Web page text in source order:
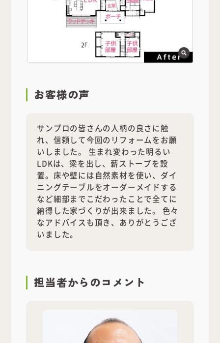
お客様の声
サンプロの皆さんの人柄の良さに触
れ、信頼して今回のリフォームをお願
いしました。 生まれ変わった明るい
LDKは、梁を出し、薪ストーブを設
置。床や壁には自然素材を使い、ダイ
ニングテーブルをオーダーメイドする
など細部までこだわったことで全てに
納得した家づくりが出来ました。 色々
なアドバイスも頂き、ありがとうござ
いました。
担当者からのコメント